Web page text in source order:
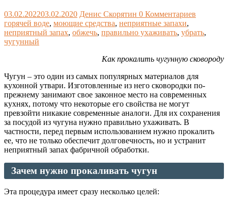
03.02.202203.02.2020 Денис Скорятин 0 Комментариев
горячей воде, моющие средства, неприятные запахи,
неприятный запах, обжечь, правильно ухаживать, убрать,
чугунный
Как прокалить чугунную сковороду
Чугун – это один из самых популярных материалов для
кухонной утвари. Изготовленные из него сковородки по-
прежнему занимают свое законное место на современных
кухнях, потому что некоторые его свойства не могут
превзойти никакие современные аналоги. Для их сохранения
за посудой из чугуна нужно правильно ухаживать. В
частности, перед первым использованием нужно прокалить
ее, что не только обеспечит долговечность, но и устранит
неприятный запах фабричной обработки.
Зачем нужно прокаливать чугун
Эта процедура имеет сразу несколько целей: